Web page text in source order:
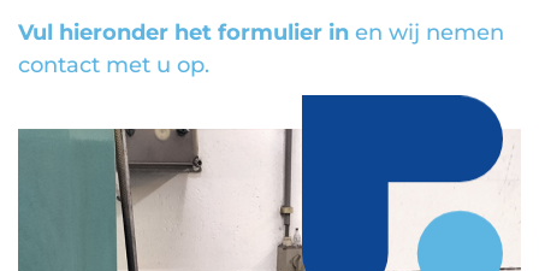
Vul hieronder het formulier in en wij nemen
contact met u op.